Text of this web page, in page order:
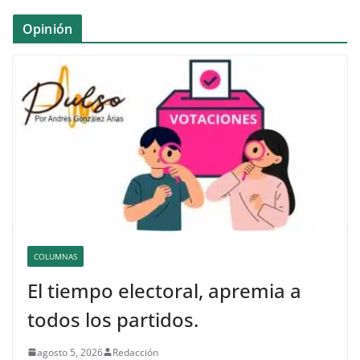
Opinión
COLUMNAS
El tiempo electoral, apremia a
todos los partidos.
agosto 5, 2026 Redacción